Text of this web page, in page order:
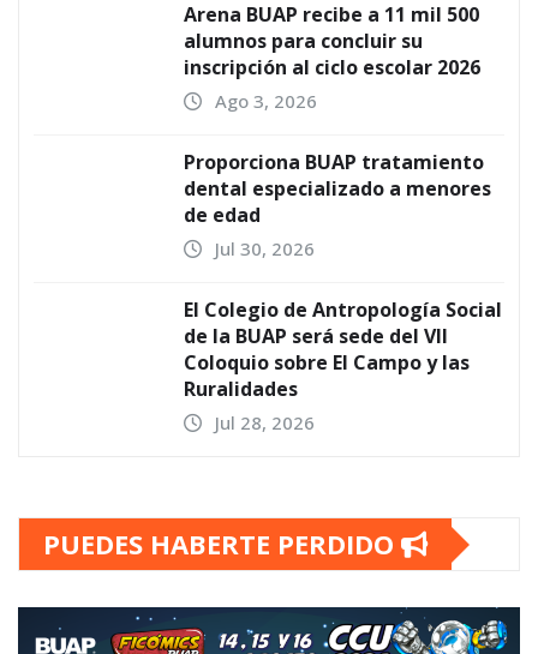
Arena BUAP recibe a 11 mil 500
alumnos para concluir su
inscripción al ciclo escolar 2026
Ago 3, 2026
Proporciona BUAP tratamiento
dental especializado a menores
de edad
Jul 30, 2026
El Colegio de Antropología Social
de la BUAP será sede del VII
Coloquio sobre El Campo y las
Ruralidades
Jul 28, 2026
PUEDES HABERTE PERDIDO